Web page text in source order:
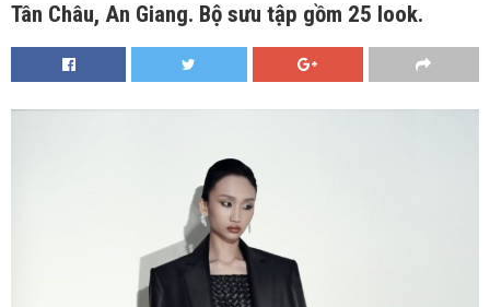
Tân Châu, An Giang. Bộ sưu tập gồm 25 look.